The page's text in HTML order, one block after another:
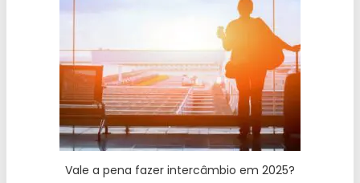
Vale a pena fazer intercâmbio em 2025?